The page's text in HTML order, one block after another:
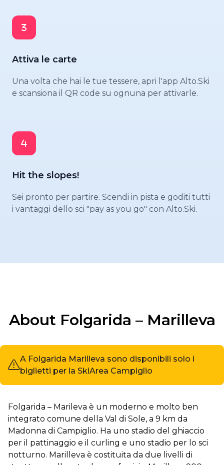
Attiva le carte
Una volta che hai le tue tessere, apri l'app Alto.Ski
e scansiona il QR code su ognuna per attivarle.
Hit the slopes!
Sei pronto per partire. Scendi in pista e goditi tutti
i vantaggi dello sci "pay as you go" con Alto.Ski.
About Folgarida – Marilleva
A Folgarida Marilleva sono disponibili solo i
biglietti per la SkiArea Campiglio
Folgarida – Marileva è un moderno e molto ben
integrato comune della Val di Sole, a 9 km da
Madonna di Campiglio. Ha uno stadio del ghiaccio
per il pattinaggio e il curling e uno stadio per lo sci
notturno. Marilleva è costituita da due livelli di